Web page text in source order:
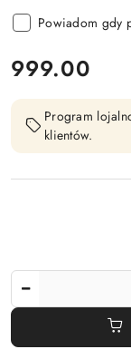
Powiadom gdy
cena:
999.00
Program
klientów.